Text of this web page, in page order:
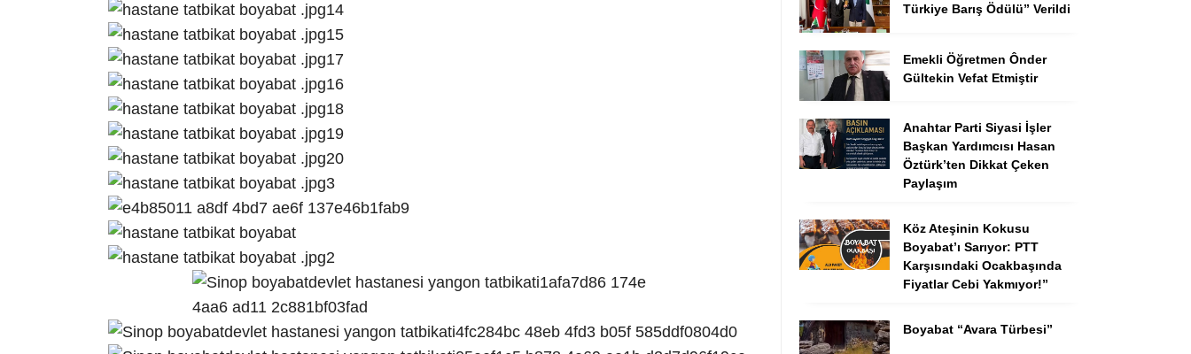
Türkiye Barış Ödülü” Verildi
Emekli Öğretmen Ônder
Gültekin Vefat Etmiştir
Anahtar Parti Siyasi İşler
Başkan Yardımcısı Hasan
Öztürk’ten Dikkat Çeken
Paylaşım
Köz Ateşinin Kokusu
Boyabat’ı Sarıyor: PTT
Karşısındaki Ocakbaşında
Fiyatlar Cebi Yakmıyor!”
Boyabat “Avara Türbesi”